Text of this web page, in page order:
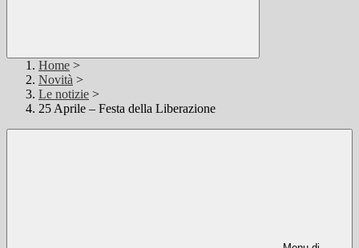
Home >
Novità >
Le notizie >
25 Aprile – Festa della Liberazione